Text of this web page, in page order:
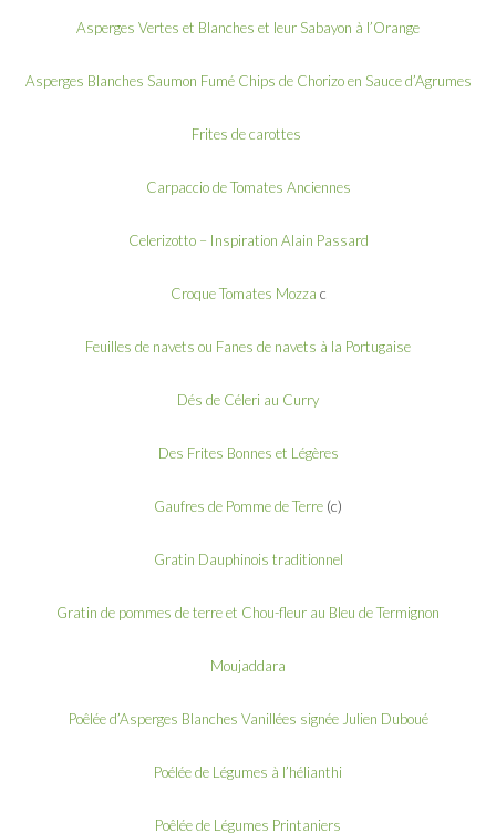
Asperges Vertes et Blanches et leur Sabayon à l’Orange
Asperges Blanches Saumon Fumé Chips de Chorizo en Sauce d’Agrumes
Frites de carottes
Carpaccio de Tomates Anciennes
Celerizotto – Inspiration Alain Passard
Croque Tomates Mozza c
Feuilles de navets ou Fanes de navets à la Portugaise
Dés de Céleri au Curry
Des Frites Bonnes et Légères
Gaufres de Pomme de Terre (c)
Gratin Dauphinois traditionnel
Gratin de pommes de terre et Chou-fleur au Bleu de Termignon
Moujaddara
Poêlée d’Asperges Blanches Vanillées signée Julien Duboué
Poélée de Légumes à l’hélianthi
Poêlée de Légumes Printaniers